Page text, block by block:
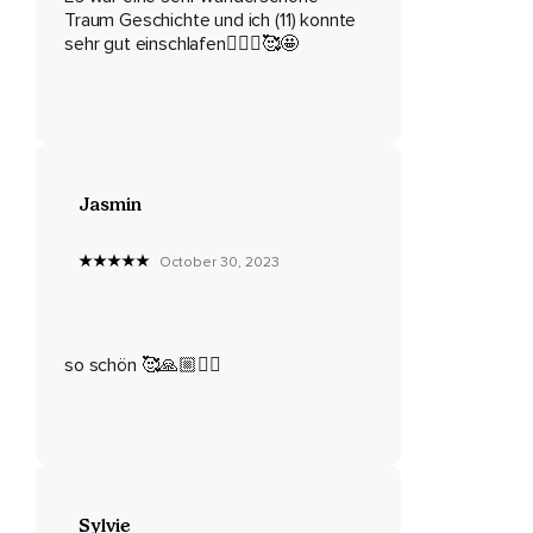
Als du dort angekommen bist,
Welche Farbe hat sie?
Dass dies eine ganz besondere Tür ist und mit viel Neugier
Traum Geschichte und ich (11) konnte
sehr gut einschlafen🧚🏻‍♀️🥰🤩
Jasmin
October 30, 2023
so schön 🥰🙏🏼🧚‍♀️
Sylvie